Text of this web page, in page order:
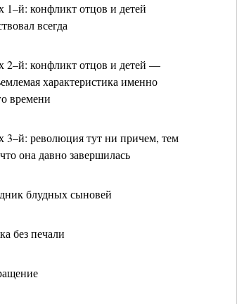
1–й: конфликт отцов и детей
всегда
2–й: конфликт отцов и детей —
характеристика именно
времени
3–й: революция тут ни причем, тем
она давно завершилась
блудных сыновей
без печали